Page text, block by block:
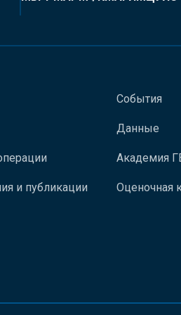
и публикации
События
Данные
Академия
Оценочная